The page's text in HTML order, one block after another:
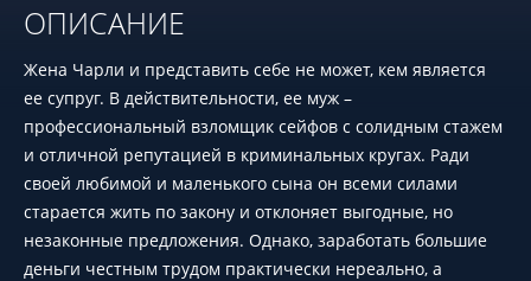
ОПИСАНИЕ
Жена Чарли и представить себе не может, кем является
ее супруг. В действительности, ее муж –
профессиональный взломщик сейфов с солидным стажем
и отличной репутацией в криминальных кругах. Ради
своей любимой и маленького сына он всеми силами
старается жить по закону и отклоняет выгодные, но
незаконные предложения. Однако, заработать большие
деньги честным трудом практически нереально, а